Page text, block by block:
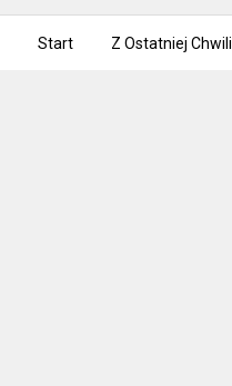
Start Z Ostatniej Chwili